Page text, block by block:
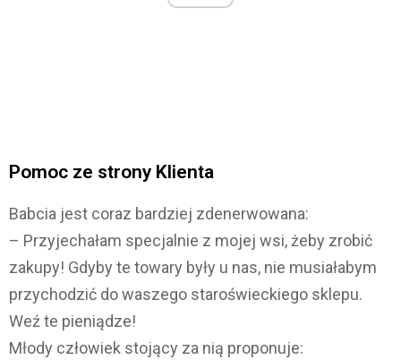
Pomoc ze strony Klienta
Babcia jest coraz bardziej zdenerwowana:
– Przyjechałam specjalnie z mojej wsi, żeby zrobić
zakupy! Gdyby te towary były u nas, nie musiałabym
przychodzić do waszego staroświeckiego sklepu.
Weź te pieniądze!
Młody człowiek stojący za nią proponuje: